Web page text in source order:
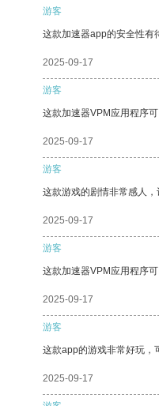
游客
这款加速器app的安全性有
2025-09-17
游客
这款加速器VPM应用程序
2025-09-17
游客
这款游戏的剧情非常感人，
2025-09-17
游客
这款加速器VPM应用程序
2025-09-17
游客
这款app的游戏非常好玩，
2025-09-17